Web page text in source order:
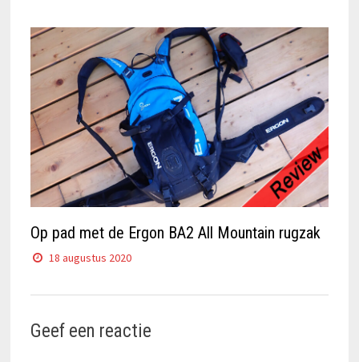
Op pad met de Ergon BA2 All Mountain rugzak
18 augustus 2020
Geef een reactie